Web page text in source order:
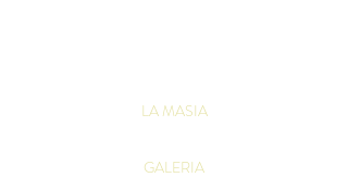
LA MASIA
GALERIA